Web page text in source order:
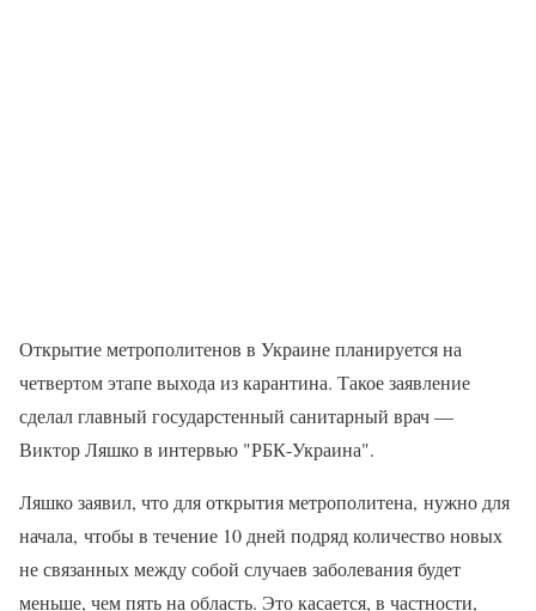
Открытие метрополитенов в Украине планируется на
четвертом этапе выхода из карантина. Такое заявление
сделал главный государстенный санитарный врач —
Виктор Ляшко в интервью "РБК-Украина".
Ляшко заявил, что для открытия метрополитена, нужно для
начала, чтобы в течение 10 дней подряд количество новых
не связанных между собой случаев заболевания будет
меньше, чем пять на область. Это касается, в частности,